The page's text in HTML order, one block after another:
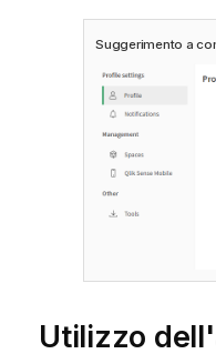
Suggerimento a
Utilizzo